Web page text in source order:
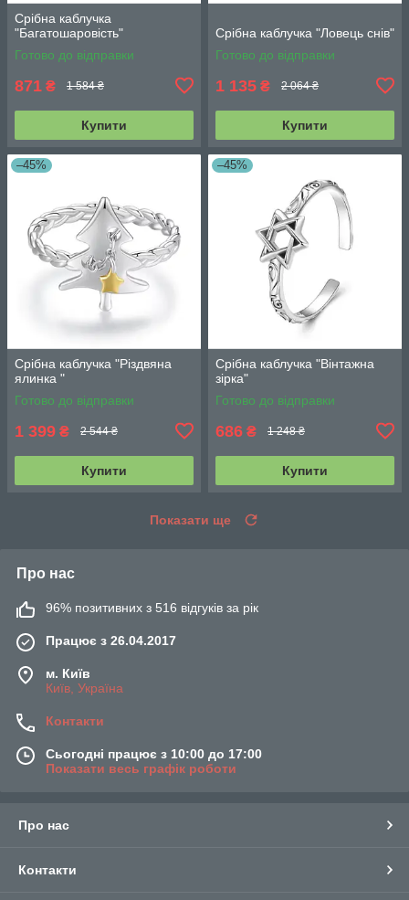
Срібна каблучка
"Багатошаровість"
Готово до відправки
871 ₴ 1 584 ₴
Купити
Срібна каблучка "Ловець снів"
Готово до відправки
1 135 ₴ 2 064 ₴
Купити
–45%
Срібна каблучка "Різдвяна
ялинка "
Готово до відправки
1 399 ₴ 2 544 ₴
Купити
–45%
Срібна каблучка "Вінтажна
зірка"
Готово до відправки
686 ₴ 1 248 ₴
Купити
Показати ще
Про нас
96% позитивних з 516 відгуків за рік
Працює з 26.04.2017
м. Київ
Київ, Україна
Контакти
Сьогодні працює з 10:00 до 17:00
Показати весь графік роботи
Про нас
Контакти